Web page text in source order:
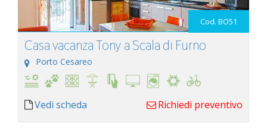
Cod. BO51
Casa vacanza Tony a Scala di Furno
Porto Cesareo
Vedi scheda Richiedi preventivo